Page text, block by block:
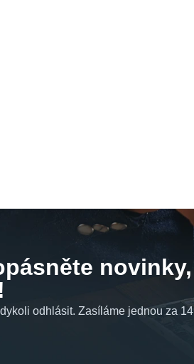
odhlásit. Zasíláme jednou za